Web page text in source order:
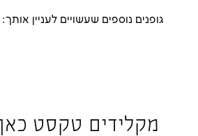
גופנים נוספים שעשויים לעניין אותך: